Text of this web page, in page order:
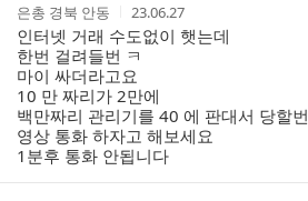
부
작
성
자
은총 경북 안동
작
성
시
간
23.06.27
인터넷 거래 수도없이 햇는데
한번 걸려들번 ㅋ
마이 싸더라고요
10 만 짜리가 2만에
백만짜리 관리기를 40 에 판대서 당할번
영상 통화 하자고 해보세요
1분후 통화 안됩니다